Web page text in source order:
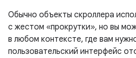
Обычно объекты скроллера
с жестом «прокрутки», но вы
в любом контексте, где вам
пользовательский интерфейс